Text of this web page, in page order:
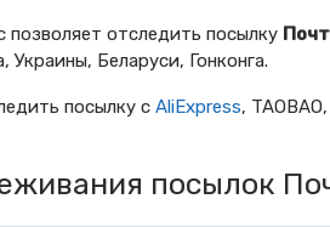
позволяет отследить посылку
Украины, Беларуси, Гонконга.
посылку с AliExpress,
посылок